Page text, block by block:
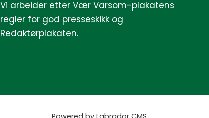
Vi arbeider etter Vær Varsom-plakatens
regler for god presseskikk og
Redaktørplakaten.